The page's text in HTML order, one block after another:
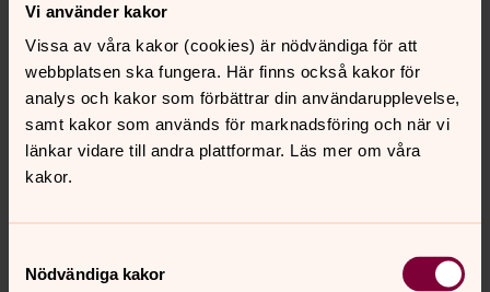
Vi använder kakor
Vissa av våra kakor (cookies) är nödvändiga för att
webbplatsen ska fungera. Här finns också kakor för
analys och kakor som förbättrar din användarupplevelse,
samt kakor som används för marknadsföring och när vi
länkar vidare till andra plattformar. Läs mer om våra
kakor.
Nödvändiga kakor